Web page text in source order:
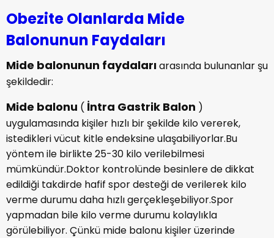
Obezite Olanlarda Mide
Balonunun Faydaları
Mide balonunun faydalarıarasında bulunanlar şu
şekildedir:
Mide balonu ( İntra Gastrik Balon )
uygulamasında kişiler hızlı bir şekilde kilo vererek,
istedikleri vücut kitle endeksine ulaşabiliyorlar.Bu
yöntem ile birlikte 25-30 kilo verilebilmesi
mümkündür.Doktor kontrolünde besinlere de dikkat
edildiği takdirde hafif spor desteği de verilerek kilo
verme durumu daha hızlı gerçekleşebiliyor.Spor
yapmadan bile kilo verme durumu kolaylıkla
görülebiliyor. Çünkü mide balonu kişiler üzerinde